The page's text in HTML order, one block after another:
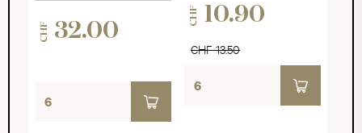
CHF 32.00
CHF 10.90
CHF 13.50